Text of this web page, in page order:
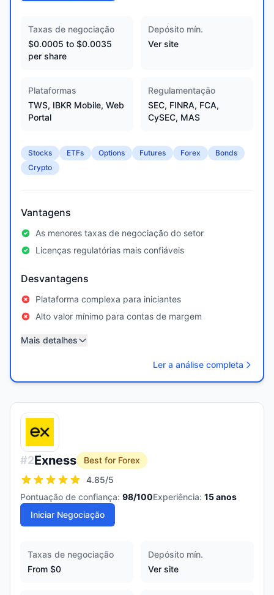
Taxas de negociação
$0.0005 to $0.0035
per share
Depósito mín.
Ver site
Plataformas
TWS, IBKR Mobile, Web
Portal
Regulamentação
SEC, FINRA, FCA,
CySEC, MAS
Stocks ETFs Options Futures Forex
Bonds
Crypto
Vantagens
As menores taxas de negociação do setor
Licenças regulatórias mais confiáveis
Desvantagens
Plataforma complexa para iniciantes
Alto valor mínimo para contas de margem
Mais detalhes
Ler a análise completa
#2Exness
Best for Forex
4.85/5
Pontuação de confiança: 98/100Experiência: 15anos
Iniciar Negociação
Taxas de negociação
From $0
Depósito mín.
Ver site